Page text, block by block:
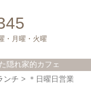
・月曜・火曜
隠れ家的カフェ
ンチ > ＊日曜日営業